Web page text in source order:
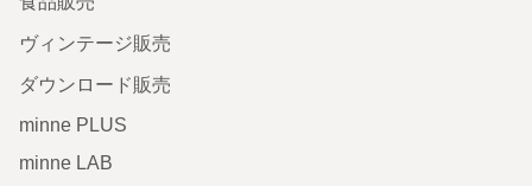
ヴィンテージ販売
ダウンロード販売
minne PLUS
minne LAB